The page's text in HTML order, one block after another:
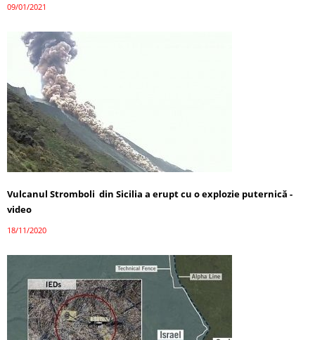
09/01/2021
Vulcanul Stromboli din Sicilia a erupt cu o explozie puternică -
video
18/11/2020